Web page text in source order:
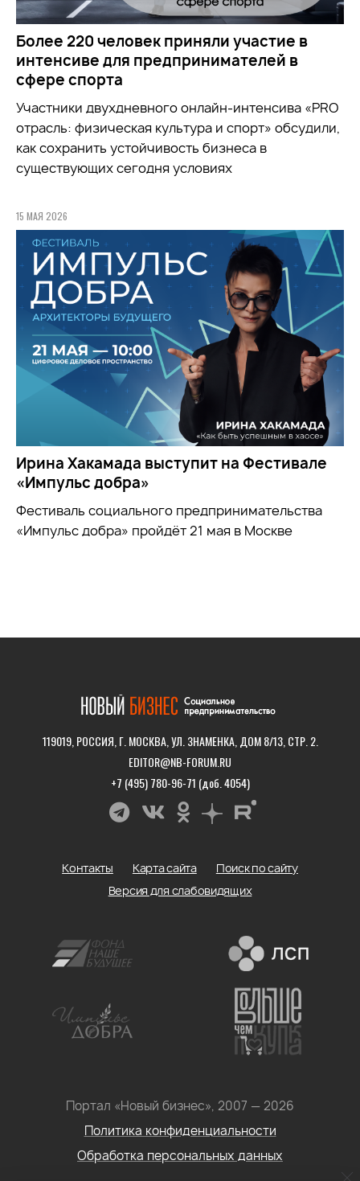
Более 220 человек приняли участие в
интенсиве для предпринимателей в
сфере спорта
Участники двухдневного онлайн-интенсива «PRO
отрасль: физическая культура и спорт» обсудили,
как сохранить устойчивость бизнеса в
существующих сегодня условиях
15 МАЯ 2026
Ирина Хакамада выступит на Фестивале
«Импульс добра»
Фестиваль социального предпринимательства
«Импульс добра» пройдёт 21 мая в Москве
119019, РОССИЯ, Г. МОСКВА, УЛ. ЗНАМЕНКА, ДОМ 8/13, СТР. 2.
EDITOR@NB-FORUM.RU
+7 (495) 780-96-71 (доб. 4054)
Портал «Новый бизнес», 2007 — 2026
Политика конфиденциальности
Обработка персональных данных
Контакты Карта сайта
Поиск по сайту
Версия для слабовидящих